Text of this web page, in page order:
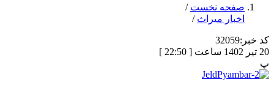
صفحه نخست /
اخبار میراث /
کد خبر:32059
20 تیر 1402 ساعت [ 22:50 ]
پ